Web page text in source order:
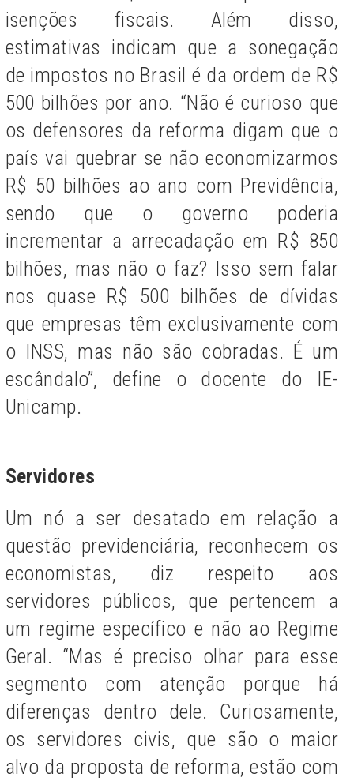
isenções fiscais. Além disso,
estimativas indicam que a sonegação
de impostos no Brasil é da ordem de R$
500 bilhões por ano. “Não é curioso que
os defensores da reforma digam que o
país vai quebrar se não economizarmos
R$ 50 bilhões ao ano com Previdência,
sendo que o governo poderia
incrementar a arrecadação em R$ 850
bilhões, mas não o faz? Isso sem falar
nos quase R$ 500 bilhões de dívidas
que empresas têm exclusivamente com
o INSS, mas não são cobradas. É um
escândalo”, define o docente do IE-
Unicamp.
Servidores
Um nó a ser desatado em relação a
questão previdenciária, reconhecem os
economistas, diz respeito aos
servidores públicos, que pertencem a
um regime específico e não ao Regime
Geral. “Mas é preciso olhar para esse
segmento com atenção porque há
diferenças dentro dele. Curiosamente,
os servidores civis, que são o maior
alvo da proposta de reforma, estão com